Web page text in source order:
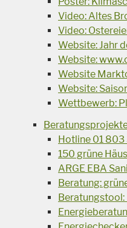
Video: Altes
Video:
Website: Jahr
Website:
Website
Website:
Wettbewerb:
Hotline 01 803
150 grüne
ARGE EBA
Beratung:
Beratungstool: